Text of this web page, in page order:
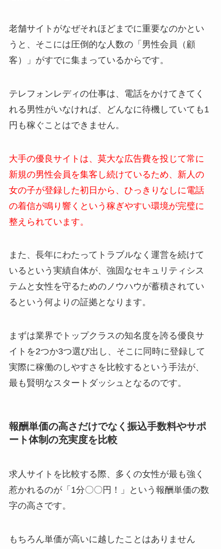
老舗サイトがなぜそれほどまでに重要なのかとい
うと、そこには圧倒的な人数の「男性会員（顧
客）」がすでに集まっているからです。
テレフォンレディの仕事は、電話をかけてきてく
れる男性がいなければ、どんなに待機していても1
円も稼ぐことはできません。
大手の優良サイトは、莫大な広告費を投じて常に
新規の男性会員を集客し続けているため、新人の
女の子が登録した初日から、ひっきりなしに電話
の着信が鳴り響くという稼ぎやすい環境が完璧に
整えられています。
また、長年にわたってトラブルなく運営を続けて
いるという実績自体が、強固なセキュリティシス
テムと女性を守るためのノウハウが蓄積されてい
るという何よりの証拠となります。
まずは業界でトップクラスの知名度を誇る優良サ
イトを2つか3つ選び出し、そこに同時に登録して
実際に稼働のしやすさを比較するという手法が、
最も賢明なスタートダッシュとなるのです。
報酬単価の高さだけでなく振込手数料やサポ
ート体制の充実度を比較
求人サイトを比較する際、多くの女性が最も強く
惹かれるのが「1分〇〇円！」という報酬単価の数
字の高さです。
もちろん単価が高いに越したことはありません